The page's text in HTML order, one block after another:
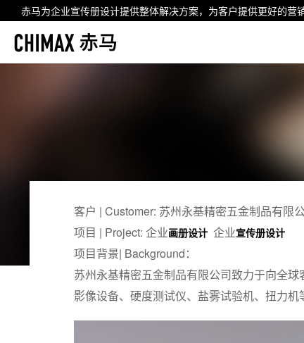
赤马为企业宣传册设计提供整体解决方案，为客户提供更好的营
客户 | Customer: 苏州永基精密五金制品有限
项目 | Project: 企业画册设计 企业宣传册设计
项目背景| Background：
苏州永基精密五金制品有限公司致力于向全
影像设备、硬度测试仪、盐雾试验机、扭力机